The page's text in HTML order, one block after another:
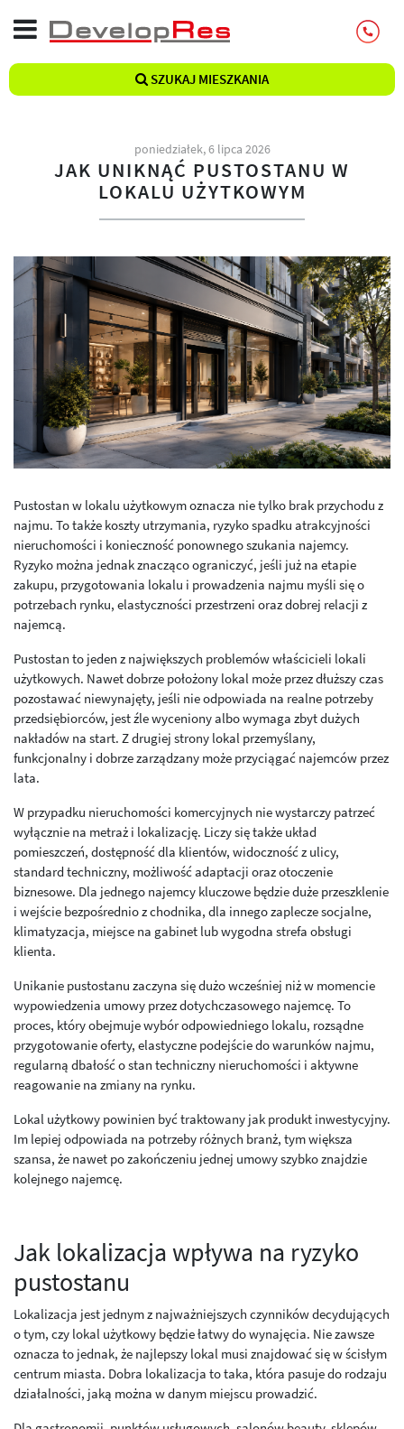
SZUKAJ MIESZKANIA
poniedziałek, 6 lipca 2026
JAK UNIKNĄĆ PUSTOSTANU W
LOKALU UŻYTKOWYM
Pustostan w lokalu użytkowym oznacza nie tylko brak przychodu z
najmu. To także koszty utrzymania, ryzyko spadku atrakcyjności
nieruchomości i konieczność ponownego szukania najemcy.
Ryzyko można jednak znacząco ograniczyć, jeśli już na etapie
zakupu, przygotowania lokalu i prowadzenia najmu myśli się o
potrzebach rynku, elastyczności przestrzeni oraz dobrej relacji z
najemcą.
Pustostan to jeden z największych problemów właścicieli lokali
użytkowych. Nawet dobrze położony lokal może przez dłuższy czas
pozostawać niewynajęty, jeśli nie odpowiada na realne potrzeby
przedsiębiorców, jest źle wyceniony albo wymaga zbyt dużych
nakładów na start. Z drugiej strony lokal przemyślany,
funkcjonalny i dobrze zarządzany może przyciągać najemców przez
lata.
W przypadku nieruchomości komercyjnych nie wystarczy patrzeć
wyłącznie na metraż i lokalizację. Liczy się także układ
pomieszczeń, dostępność dla klientów, widoczność z ulicy,
standard techniczny, możliwość adaptacji oraz otoczenie
biznesowe. Dla jednego najemcy kluczowe będzie duże przeszklenie
i wejście bezpośrednio z chodnika, dla innego zaplecze socjalne,
klimatyzacja, miejsce na gabinet lub wygodna strefa obsługi
klienta.
Unikanie pustostanu zaczyna się dużo wcześniej niż w momencie
wypowiedzenia umowy przez dotychczasowego najemcę. To
proces, który obejmuje wybór odpowiedniego lokalu, rozsądne
przygotowanie oferty, elastyczne podejście do warunków najmu,
regularną dbałość o stan techniczny nieruchomości i aktywne
reagowanie na zmiany na rynku.
Lokal użytkowy powinien być traktowany jak produkt inwestycyjny.
Im lepiej odpowiada na potrzeby różnych branż, tym większa
szansa, że nawet po zakończeniu jednej umowy szybko znajdzie
kolejnego najemcę.
Jak lokalizacja wpływa na ryzyko
pustostanu
Lokalizacja jest jednym z najważniejszych czynników decydujących
o tym, czy lokal użytkowy będzie łatwy do wynajęcia. Nie zawsze
oznacza to jednak, że najlepszy lokal musi znajdować się w ścisłym
centrum miasta. Dobra lokalizacja to taka, która pasuje do rodzaju
działalności, jaką można w danym miejscu prowadzić.